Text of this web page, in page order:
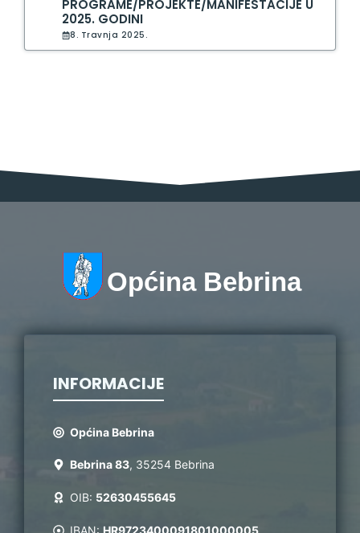
PROGRAME/PROJEKTE/MANIFESTACIJE U
2025. GODINI
8. Travnja 2025.
Općina Bebrina
INFORMACIJE
Općina Bebrina
Bebrina 83, 35254 Bebrina
OIB: 52630455645